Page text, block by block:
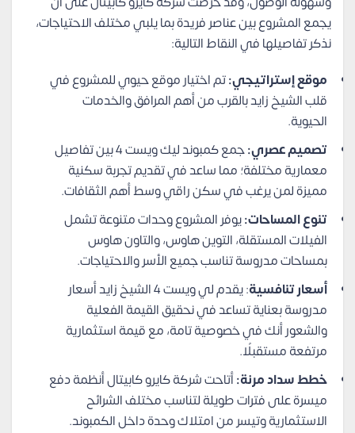
يجمع المشروع بين عناصر فريدة بما يلبي مختلف الاحتياجات،
نذكر تفاصيلها في النقاط التالية:
موقع إستراتيجي:تم اختيار موقع حيوي للمشروع في
قلب الشيخ زايد بالقرب من أهم المرافق والخدمات
الحيوية.
تصميم عصري:
جمع كمبوند ليك ويست 4 بين تفاصيل
معمارية مختلفة؛ مما ساعد في تقديم تجربة سكنية
مميزة لمن يرغب في سكن راقي وسط أهم الثقافات.
تنوع المساحات:يوفر المشروع وحدات متنوعة تشمل
الفيلات المستقلة، التوين هاوس، والتاون هاوس
بمساحات مدروسة تناسب جميع الأسر والاحتياجات.
أسعار تنافسية
: يقدم لي ويست 4 الشيخ زايد أسعار
مدروسة بعناية تساعد في نحقيق القيمة الفعلية
والشعور أنك في خصوصية تامة، مع قيمة استثمارية
مرتفعة مستقبلًا.
خطط سداد مرنة:أتاحت شركة كايرو كابيتال أنظمة دفع
ميسرة على فترات طويلة لتناسب مختلف الشرائح
الاستثمارية وتيسر من امتلاك وحدة داخل الكمبوند.